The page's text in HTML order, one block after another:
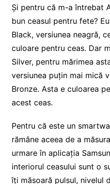
Și pentru că m-a întrebat
bun ceasul pentru fete?
Black, versiunea neagră,
culoare pentru ceas. Dar
Silver, pentru mărimea
versiunea puțin mai mică
Bronze. Asta e culoarea
acest ceas.
Pentru că este un
rămâne aceea de a
urmare în aplicația
interiorul ceasului sunt o
îți măsoară pulsul, nivelul